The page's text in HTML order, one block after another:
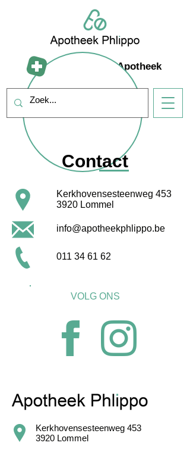
Mijn Farmad Apotheek
Contact
Kerkhovensesteenweg 453
3920 Lommel
info@apotheekphlippo.be
011 34 61 62
VOLG ONS
Kerkhovensesteenweg 453
3920 Lommel